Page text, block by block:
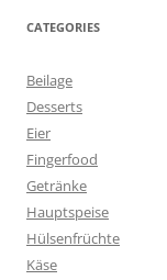
CATEGORIES
Beilage
Desserts
Eier
Fingerfood
Getränke
Hauptspeise
Hülsenfrüchte
Käse